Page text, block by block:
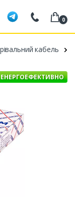
52 818
43 210
80 63 881
0
кабель
ЕНЕРГОЕФЕКТИВНО